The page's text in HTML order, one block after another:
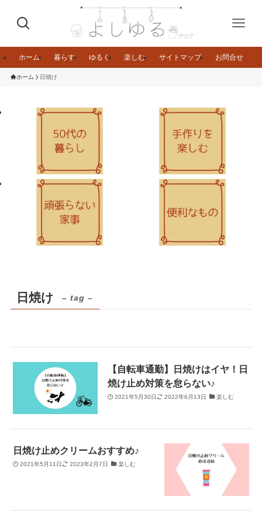
ホーム 暮らす ゆるく 楽しむ サイトマップ お問合せ
ホーム 日焼け
日焼け – tag –
【自転車通勤】日焼けはイヤ！日
焼け止め対策を怠らない♪
2021年5月30日 2022年6月13日 楽しむ
日焼け止めクリームおすすめ♪
2021年5月11日 2023年2月7日 楽しむ